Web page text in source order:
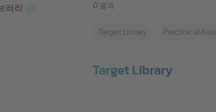
러리
0 결과
Target Library Preclinical
Target Library